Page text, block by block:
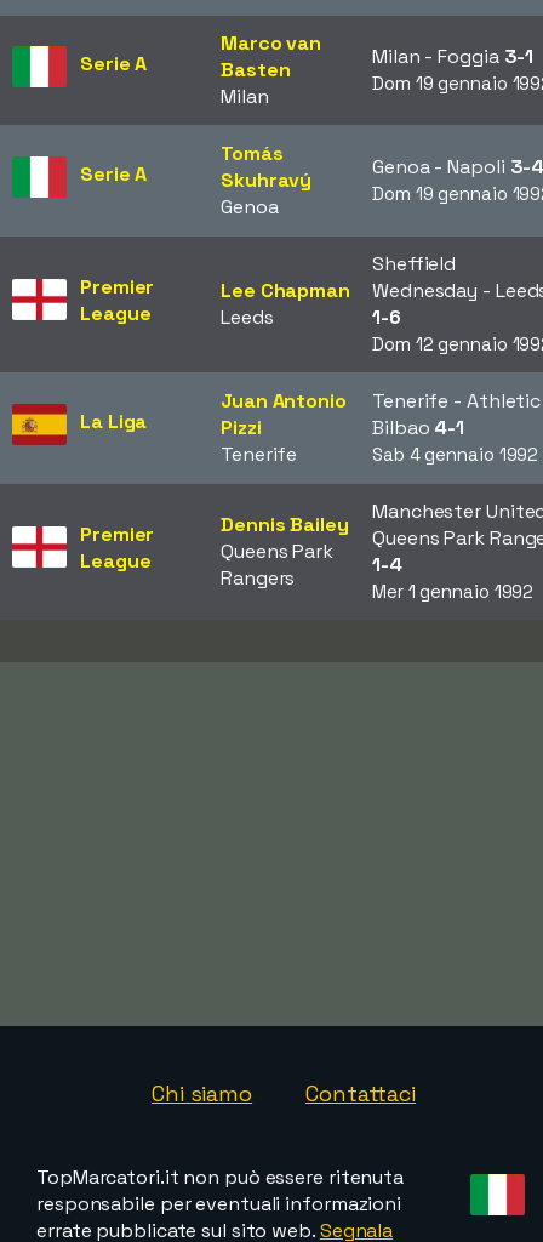
Serie A
Marco van
Basten
Milan
Milan - Foggia 3-1
Dom 19 gennaio
Serie A
Tomás
Skuhravý
Genoa
Genoa - Napoli 3-
Dom 19 gennaio
Premier
League
Lee Chapman
Leeds
Sheffield
Wednesday -
1-6
Dom 12 gennaio
La Liga
Juan Antonio
Pizzi
Tenerife
Tenerife - Athletic
Bilbao 4-1
Sab 4 gennaio 1992
Premier
League
Dennis Bailey
Queens Park
Rangers
Manchester
Queens Park
1-4
Mer 1 gennaio 1992
Chi siamo Contattaci
TopMarcatori.it non può essere ritenuta
responsabile per eventuali informazioni
errate pubblicate sul sito web.Segnala